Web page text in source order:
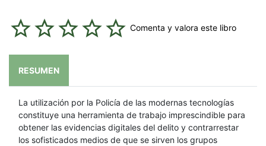
Comenta y valora este libro
RESUMEN
La utilización por la Policía de las modernas tecnologías
constituye una herramienta de trabajo imprescindible para
obtener las evidencias digitales del delito y contrarrestar
los sofisticados medios de que se sirven los grupos